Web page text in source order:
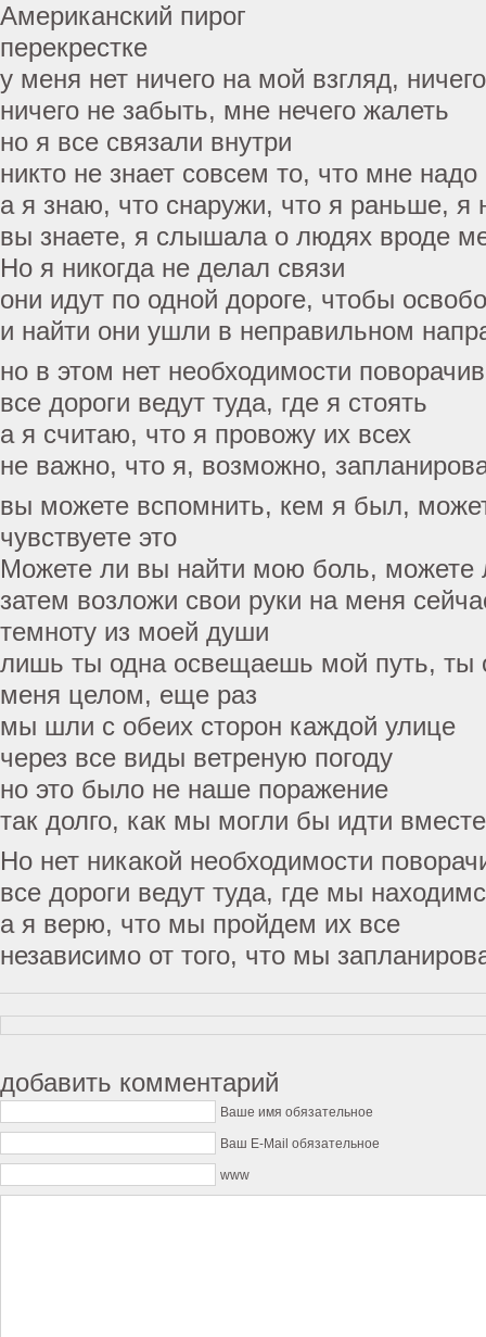
Американский пирог
перекрестке
у меня нет ничего на мой взгляд,
ничего не забыть, мне нечего жалеть
но я все связали внутри
никто не знает совсем то, что мне надо
а я знаю, что снаружи, что я раньше, я
вы знаете, я слышала о людях вроде
Но я никогда не делал связи
они идут по одной дороге, чтобы
и найти они ушли в неправильном
но в этом нет необходимости
все дороги ведут туда, где я стоять
а я считаю, что я провожу их всех
не важно, что я, возможно,
вы можете вспомнить, кем я был,
чувствуете это
Можете ли вы найти мою боль, можете
затем возложи свои руки на меня
темноту из моей души
лишь ты одна освещаешь мой путь, ты
меня целом, еще раз
мы шли с обеих сторон каждой улице
через все виды ветреную погоду
но это было не наше поражение
так долго, как мы могли бы идти
Но нет никакой необходимости
все дороги ведут туда, где мы
а я верю, что мы пройдем их все
независимо от того, что мы
добавить комментарий
Ваше имя обязательное
Ваш E-Mail обязательное
www